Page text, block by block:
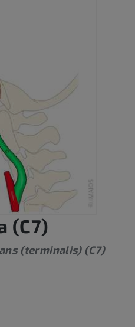
(C7)
(terminalis) (C7)